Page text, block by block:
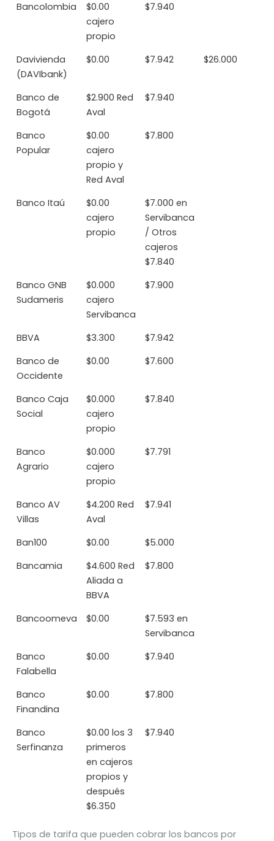
Bancolombia
$0.00
cajero
propio
$7.940
Davivienda
(DAVIbank)
$0.00 $7.942 $26.000
Banco de
Bogotá
$2.900 Red
Aval
$7.940
Banco
Popular
$0.00
cajero
propio y
Red Aval
$7.800
Banco Itaú
$0.00
cajero
propio
$7.000 en
Servibanca
/ Otros
cajeros
$7.840
Banco GNB
Sudameris
$0.000
cajero
Servibanca
$7.900
BBVA $3.300
$7.942
Banco de
Occidente
$0.00 $7.600
Banco Caja
Social
$0.000
cajero
propio
$7.840
Banco
Agrario
$0.000
cajero
propio
$7.791
Banco AV
Villas
$4.200 Red
Aval
$7.941
Ban100 $0.00
$5.000
Bancamia
$4.600 Red
Aliada a
BBVA
$7.800
Bancoomeva $0.00
$7.593 en
Servibanca
Banco
Falabella
$0.00 $7.940
Banco
Finandina
$0.00 $7.800
Banco
Serfinanza
$0.00 los 3
primeros
en cajeros
propios y
después
$6.350
$7.940
Tipos de tarifa que pueden cobrar los bancos por